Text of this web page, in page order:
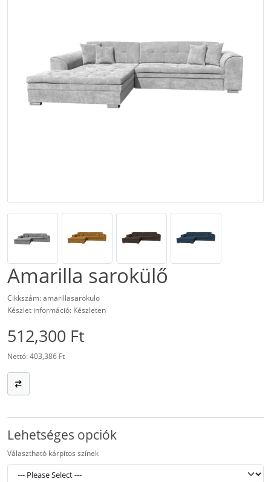
Amarilla sarokülő
Cikkszám: amarillasarokulo
Készlet információ: Készleten
512,300 Ft
Nettó: 403,386 Ft
Lehetséges opciók
Választható kárpitos színek